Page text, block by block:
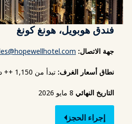
فندق هوبويل، هونغ كونغ
جهة الاتصال:
نطاق أسعار الغرف: تبدأ من 1,150 ++ دولار هونج كونج
التاريخ النهائي
إجراء الحجز